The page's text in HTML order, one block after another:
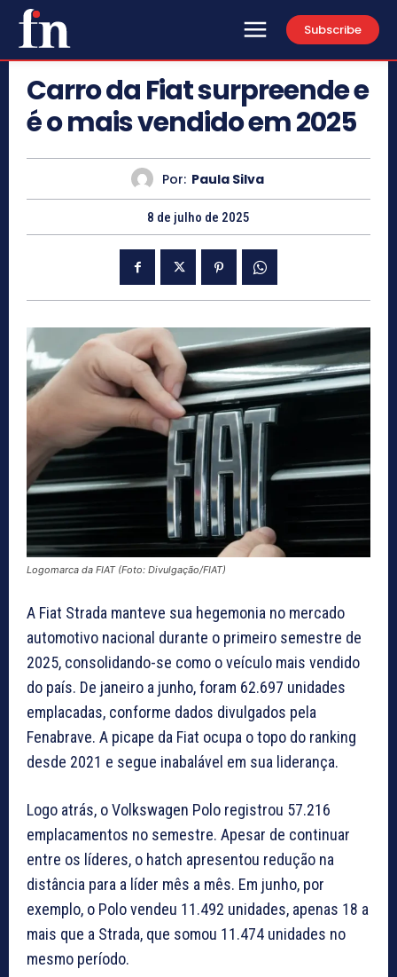
Subscribe
Carro da Fiat surpreende e
é o mais vendido em 2025
Por: Paula Silva
8 de julho de 2025
Logomarca da FIAT (Foto: Divulgação/FIAT)
A Fiat Strada manteve sua hegemonia no mercado
automotivo nacional durante o primeiro semestre de
2025, consolidando-se como o veículo mais vendido
do país. De janeiro a junho, foram 62.697 unidades
emplacadas, conforme dados divulgados pela
Fenabrave. A picape da Fiat ocupa o topo do ranking
desde 2021 e segue inabalável em sua liderança.
Logo atrás, o Volkswagen Polo registrou 57.216
emplacamentos no semestre. Apesar de continuar
entre os líderes, o hatch apresentou redução na
distância para a líder mês a mês. Em junho, por
exemplo, o Polo vendeu 11.492 unidades, apenas 18 a
mais que a Strada, que somou 11.474 unidades no
mesmo período.